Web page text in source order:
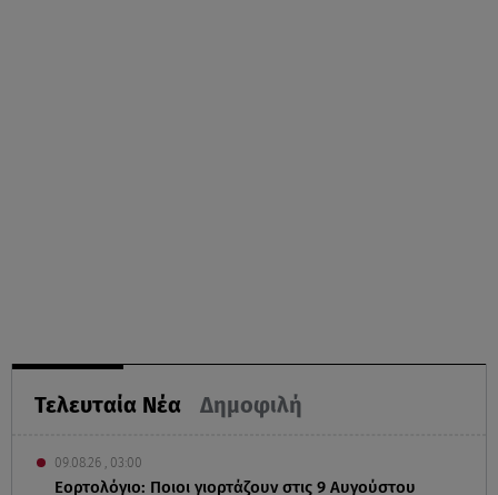
Τελευταία Νέα Δημοφιλή
09.08.26 , 03:00
Εορτολόγιο: Ποιοι γιορτάζουν στις 9 Αυγούστου